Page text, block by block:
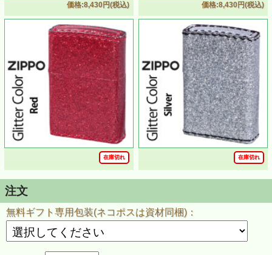
ZIPPO/グリッター カラー Glitter color シャンパンゴールド
ZSGL-SGD
・革では表現できないグリッターの輝きが煌びやかで美し
いフェイクレザーのジッポーライター
・キラキラと輝いて日常にさりげない特別感をプラス
・持つだけで気分も上がるおしゃれなライター
・表面はコーティングされて滑らかな手触り
・ギフト・プレゼントにもオススメ
ｇ（乾燥時）
■仕様：フェイクレザー
■カラー：シャンパンゴールド
■ケース：レギュラーケース
■付属品：ZIPPO社専用箱、ZIPPO社保証書
価格:8,430円(税込) 価格:8,430円(税込)
在庫切れ 在庫切れ
注文
無料ギフト専用包装(ネコポスは資材同梱)：